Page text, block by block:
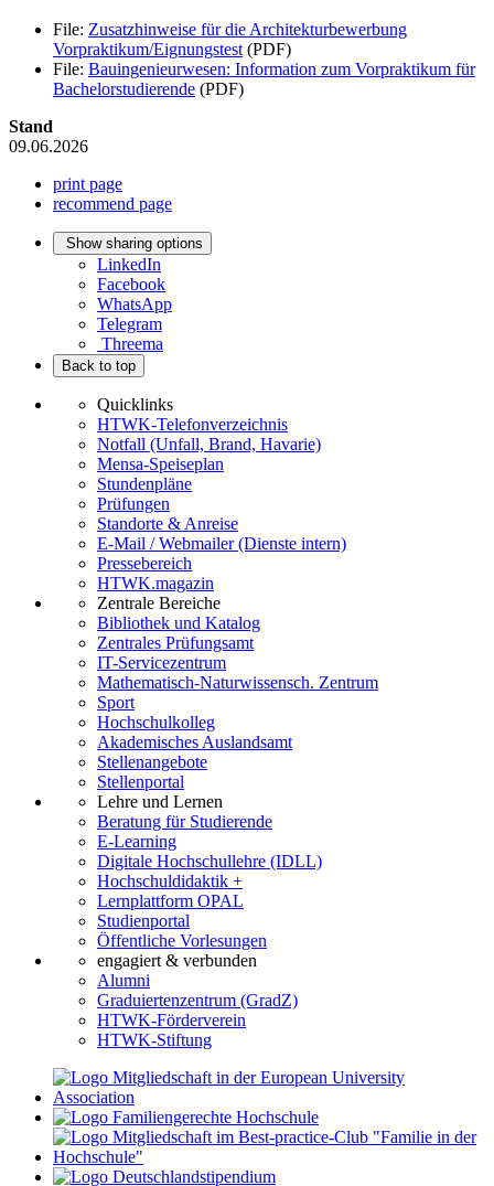
File: Zusatzhinweise für die Architekturbewerbung
Vorpraktikum/Eignungstest (PDF)
File: Bauingenieurwesen: Information zum Vorpraktikum für
Bachelorstudierende (PDF)
Stand
09.06.2026
print page
recommend page
Show sharing options
LinkedIn
Facebook
WhatsApp
Telegram
Threema
Back to top
Quicklinks
HTWK-Telefonverzeichnis
Notfall (Unfall, Brand, Havarie)
Mensa-Speiseplan
Stundenpläne
Prüfungen
Standorte & Anreise
E-Mail / Webmailer (Dienste intern)
Pressebereich
HTWK.magazin
Zentrale Bereiche
Bibliothek und Katalog
Zentrales Prüfungsamt
IT-Servicezentrum
Mathematisch-Naturwissensch. Zentrum
Sport
Hochschulkolleg
Akademisches Auslandsamt
Stellenangebote
Stellenportal
Lehre und Lernen
Beratung für Studierende
E-Learning
Digitale Hochschullehre (IDLL)
Hochschuldidaktik +
Lernplattform OPAL
Studienportal
Öffentliche Vorlesungen
engagiert & verbunden
Alumni
Graduiertenzentrum (GradZ)
HTWK-Förderverein
HTWK-Stiftung